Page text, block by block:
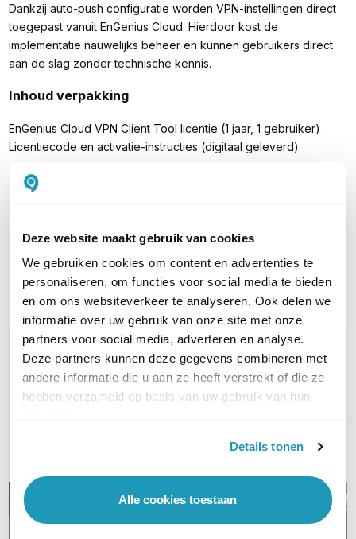
Deze website maakt gebruik van cookies
We gebruiken cookies om content en advertenties te
personaliseren, om functies voor social media te bieden
en om ons websiteverkeer te analyseren. Ook delen we
informatie over uw gebruik van onze site met onze
partners voor social media, adverteren en analyse.
Deze partners kunnen deze gegevens combineren met
andere informatie die u aan ze heeft verstrekt of die ze
hebben verzameld op basis van uw gebruik van hun
Details tonen
Alle cookies toestaan
Dankzij auto-push configuratie worden VPN-instellingen direct
toegepast vanuit EnGenius Cloud. Hierdoor kost de
implementatie nauwelijks beheer en kunnen gebruikers direct
aan de slag zonder technische kennis.
Inhoud verpakking
EnGenius Cloud VPN Client Tool licentie (1 jaar, 1 gebruiker)
Licentiecode en activatie-instructies (digitaal geleverd)
Merk EnGenius
Artikelnummer SPC-1YR-LIC
WIL JIJ ADVIES OP MAAT?
Vraag het onze experts!